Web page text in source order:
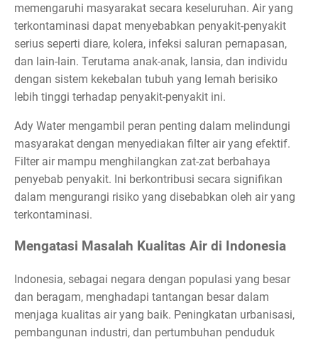
memengaruhi masyarakat secara keseluruhan. Air yang
terkontaminasi dapat menyebabkan penyakit-penyakit
serius seperti diare, kolera, infeksi saluran pernapasan,
dan lain-lain. Terutama anak-anak, lansia, dan individu
dengan sistem kekebalan tubuh yang lemah berisiko
lebih tinggi terhadap penyakit-penyakit ini.
Ady Water mengambil peran penting dalam melindungi
masyarakat dengan menyediakan filter air yang efektif.
Filter air mampu menghilangkan zat-zat berbahaya
penyebab penyakit. Ini berkontribusi secara signifikan
dalam mengurangi risiko yang disebabkan oleh air yang
terkontaminasi.
Mengatasi Masalah Kualitas Air di Indonesia
Indonesia, sebagai negara dengan populasi yang besar
dan beragam, menghadapi tantangan besar dalam
menjaga kualitas air yang baik. Peningkatan urbanisasi,
pembangunan industri, dan pertumbuhan penduduk